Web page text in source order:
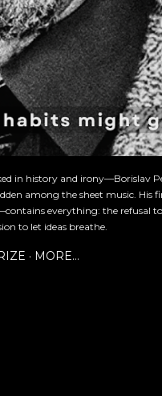
in history and irony—Borislav
among the sheet music. His
everything: the refusal
to let ideas breathe.
MORE…